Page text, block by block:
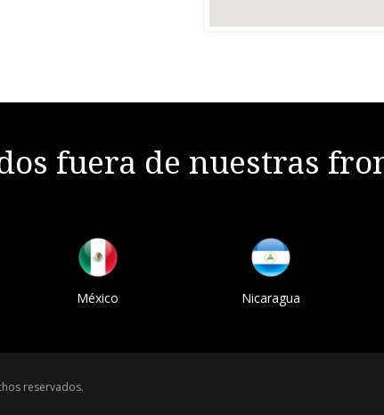
fuera de nuestras
México Nicaragua
reservados.